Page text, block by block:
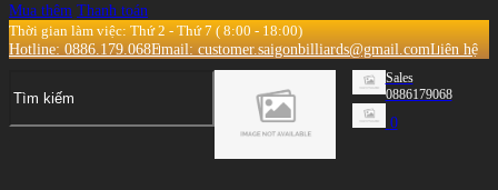
Mua thêm Thanh toán
Thời gian làm việc: Thứ 2 - Thứ 7 ( 8:00 - 18:00)
Hotline: 0886.179.068Email: customer.saigonbilliards@gmail.comLiên hệ
Sales
0886179068
0